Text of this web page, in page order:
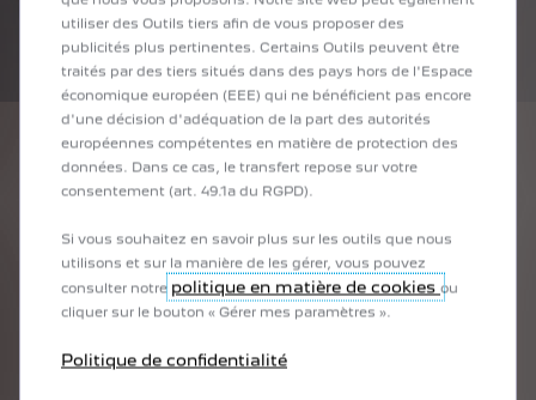
1 /4
UNE CONDUITE FLUIDE
Les transitions thermiques et électriques sont gérées de manière
fluide. Vous profitez ainsi d'une conduite sans bruit et sans vibration
SUIVANT
utiliser des Outils tiers afin de vous proposer des
publicités plus pertinentes. Certains Outils peuvent être
traités par des tiers situés dans des pays hors de l'Espace
économique européen (EEE) qui ne bénéficient pas encore
d'une décision d'adéquation de la part des autorités
européennes compétentes en matière de protection des
données. Dans ce cas, le transfert repose sur votre
consentement (art. 49.1a du RGPD).
Si vous souhaitez en savoir plus sur les outils que nous
utilisons et sur la manière de les gérer, vous pouvez
consulter notre politique en matière de cookies ou
cliquer sur le bouton « Gérer mes paramètres ».
Politique de confidentialité